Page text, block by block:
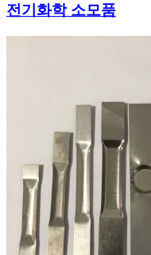
전기화학 소모품